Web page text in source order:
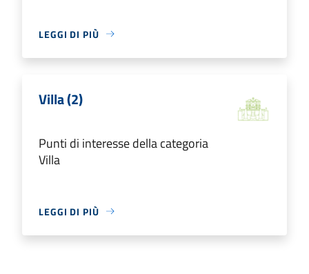
LEGGI DI PIÙ
Villa (2)
Punti di interesse della categoria
Villa
LEGGI DI PIÙ